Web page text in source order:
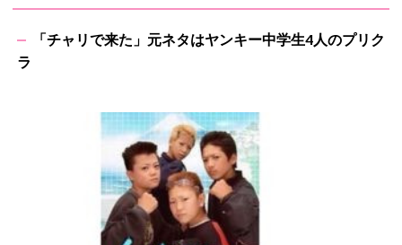
「チャリで来た」元ネタはヤンキー中学生4人のプリク
ラ